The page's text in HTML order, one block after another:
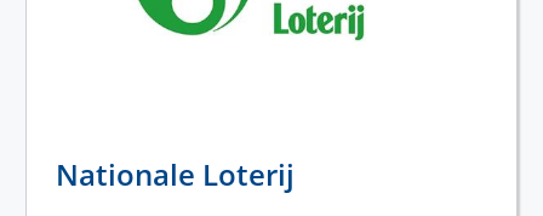
Nationale Loterij